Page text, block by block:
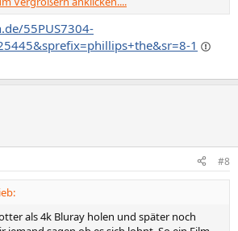
von der Tonspur auf der BD ab, wenn du
- bei den meisten ist eine sehr schlechte
habe mich daher unter anderem deshalb für
der macht seine Arbeit sehr
55PUS7304-
1
#8
als 4k Bluray holen und später noch